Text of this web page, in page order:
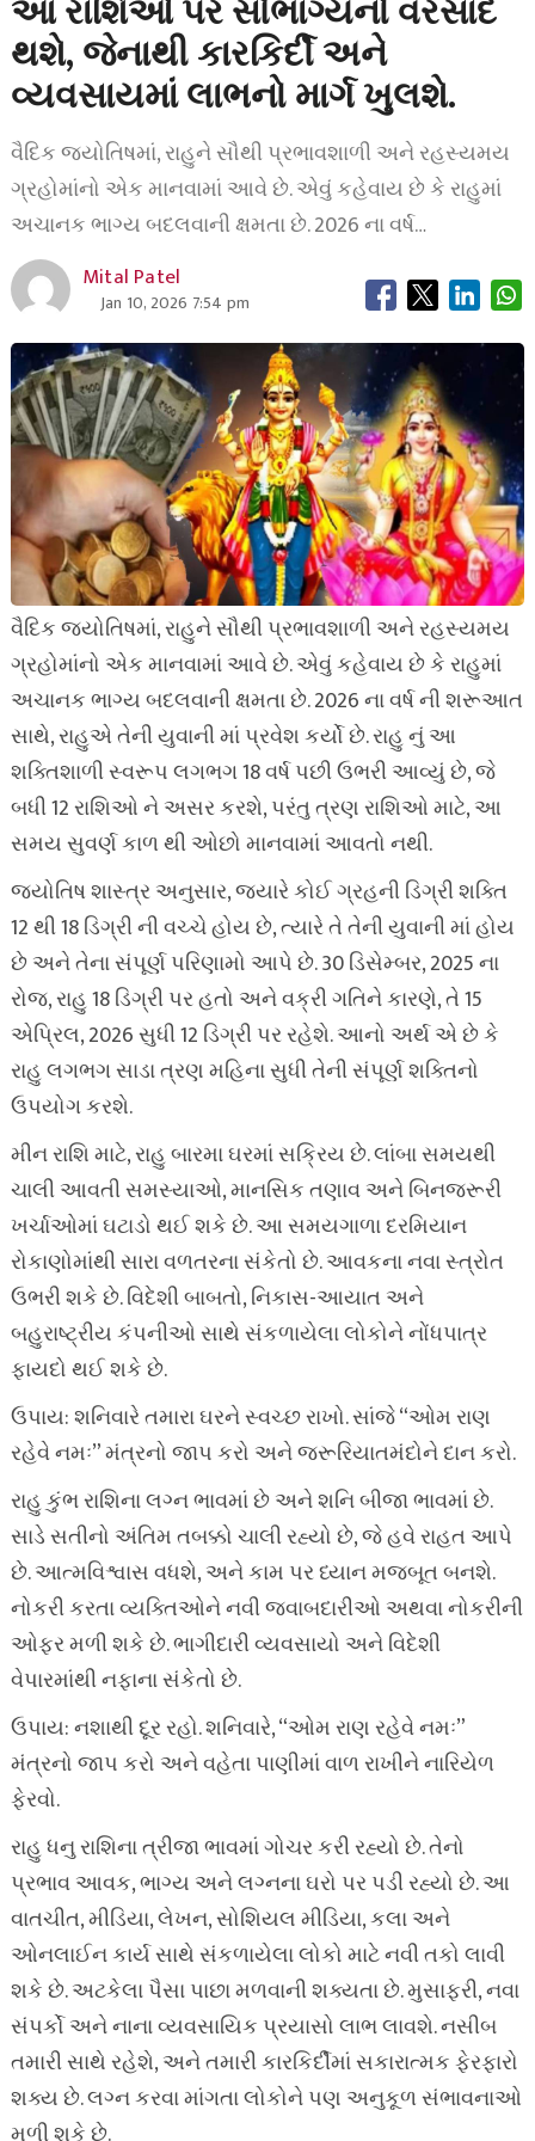
આ રાશિઓ પર સૌભાગ્યનો વરસાદ
થશે, જેનાથી કારકિર્દી અને
વ્યવસાયમાં લાભનો માર્ગ ખુલશે.
વૈદિક જ્યોતિષમાં, રાહુને સૌથી પ્રભાવશાળી અને રહસ્યમય
ગ્રહોમાંનો એક માનવામાં આવે છે. એવું કહેવાય છે કે રાહુમાં
અચાનક ભાગ્ય બદલવાની ક્ષમતા છે. 2026 ના વર્ષ…
Mital Patel
Jan 10, 2026 7:54 pm
વૈદિક જ્યોતિષમાં, રાહુને સૌથી પ્રભાવશાળી અને રહસ્યમય
ગ્રહોમાંનો એક માનવામાં આવે છે. એવું કહેવાય છે કે રાહુમાં
અચાનક ભાગ્ય બદલવાની ક્ષમતા છે. 2026 ના વર્ષ ની શરૂઆત
સાથે, રાહુએ તેની યુવાની માં પ્રવેશ કર્યો છે. રાહુ નું આ
શક્તિશાળી સ્વરૂપ લગભગ 18 વર્ષ પછી ઉભરી આવ્યું છે, જે
બધી 12 રાશિઓ ને અસર કરશે, પરંતુ ત્રણ રાશિઓ માટે, આ
સમય સુવર્ણ કાળ થી ઓછો માનવામાં આવતો નથી.
જ્યોતિષ શાસ્ત્ર અનુસાર, જ્યારે કોઈ ગ્રહની ડિગ્રી શક્તિ
12 થી 18 ડિગ્રી ની વચ્ચે હોય છે, ત્યારે તે તેની યુવાની માં હોય
છે અને તેના સંપૂર્ણ પરિણામો આપે છે. 30 ડિસેમ્બર, 2025 ના
રોજ, રાહુ 18 ડિગ્રી પર હતો અને વક્રી ગતિને કારણે, તે 15
એપ્રિલ, 2026 સુધી 12 ડિગ્રી પર રહેશે. આનો અર્થ એ છે કે
રાહુ લગભગ સાડા ત્રણ મહિના સુધી તેની સંપૂર્ણ શક્તિનો
ઉપયોગ કરશે.
મીન રાશિ માટે, રાહુ બારમા ઘરમાં સક્રિય છે. લાંબા સમયથી
ચાલી આવતી સમસ્યાઓ, માનસિક તણાવ અને બિનજરૂરી
ખર્ચાઓમાં ઘટાડો થઈ શકે છે. આ સમયગાળા દરમિયાન
રોકાણોમાંથી સારા વળતરના સંકેતો છે. આવકના નવા સ્ત્રોત
ઉભરી શકે છે. વિદેશી બાબતો, નિકાસ-આયાત અને
બહુરાષ્ટ્રીય કંપનીઓ સાથે સંકળાયેલા લોકોને નોંધપાત્ર
ફાયદો થઈ શકે છે.
ઉપાય: શનિવારે તમારા ઘરને સ્વચ્છ રાખો. સાંજે “ઓમ રાણ
રહેવે નમઃ” મંત્રનો જાપ કરો અને જરૂરિયાતમંદોને દાન કરો.
રાહુ કુંભ રાશિના લગ્ન ભાવમાં છે અને શનિ બીજા ભાવમાં છે.
સાડે સતીનો અંતિમ તબક્કો ચાલી રહ્યો છે, જે હવે રાહત આપે
છે. આત્મવિશ્વાસ વધશે, અને કામ પર ધ્યાન મજબૂત બનશે.
નોકરી કરતા વ્યક્તિઓને નવી જવાબદારીઓ અથવા નોકરીની
ઓફર મળી શકે છે. ભાગીદારી વ્યવસાયો અને વિદેશી
વેપારમાંથી નફાના સંકેતો છે.
ઉપાય: નશાથી દૂર રહો. શનિવારે, “ઓમ રાણ રહેવે નમઃ”
મંત્રનો જાપ કરો અને વહેતા પાણીમાં વાળ રાખીને નારિયેળ
ફેરવો.
રાહુ ધનુ રાશિના ત્રીજા ભાવમાં ગોચર કરી રહ્યો છે. તેનો
પ્રભાવ આવક, ભાગ્ય અને લગ્નના ઘરો પર પડી રહ્યો છે. આ
વાતચીત, મીડિયા, લેખન, સોશિયલ મીડિયા, કલા અને
ઓનલાઈન કાર્ય સાથે સંકળાયેલા લોકો માટે નવી તકો લાવી
શકે છે. અટકેલા પૈસા પાછા મળવાની શક્યતા છે. મુસાફરી, નવા
સંપર્કો અને નાના વ્યવસાયિક પ્રયાસો લાભ લાવશે. નસીબ
તમારી સાથે રહેશે, અને તમારી કારકિર્દીમાં સકારાત્મક ફેરફારો
શક્ય છે. લગ્ન કરવા માંગતા લોકોને પણ અનુકૂળ સંભાવનાઓ